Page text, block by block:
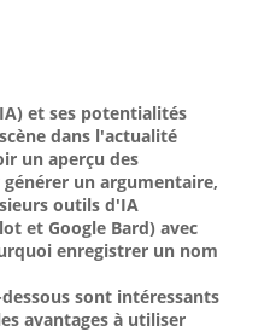
et ses potentialités
dans l'actualité
un aperçu des
un argumentaire,
outils d'IA
et Google Bard) avec
enregistrer un nom
sont intéressants
avantages à utiliser